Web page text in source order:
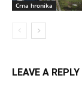
Crna hronika
LEAVE A REPLY